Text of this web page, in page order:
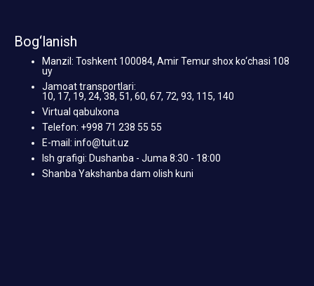
Bog‘lanish
Manzil: Toshkent 100084, Amir Temur shox ko‘chasi 108
uy
Jamoat transportlari:
10, 17, 19, 24, 38, 51, 60, 67, 72, 93, 115, 140
Virtual qabulxona
Telefon: +998 71 238 55 55
E-mail: info@tuit.uz
Ish grafigi: Dushanba - Juma 8:30 - 18:00
Shanba Yakshanba dam olish kuni